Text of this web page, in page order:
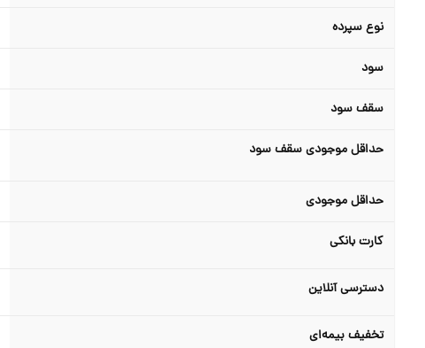
نوع سپرده
سود
سقف سود
حداقل موجودی سقف سود
حداقل موجودی
کارت بانکی
دسترسی آنلاین
تخفیف بیمه‌ای